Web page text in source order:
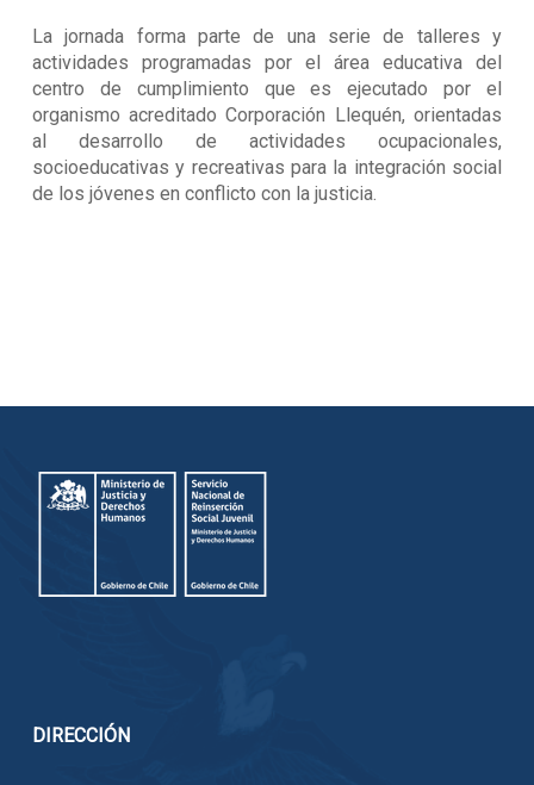
La jornada forma parte de una serie de talleres y
actividades programadas por el área educativa del
centro de cumplimiento que es ejecutado por el
organismo acreditado Corporación Llequén, orientadas
al desarrollo de actividades ocupacionales,
socioeducativas y recreativas para la integración social
de los jóvenes en conflicto con la justicia.
DIRECCIÓN